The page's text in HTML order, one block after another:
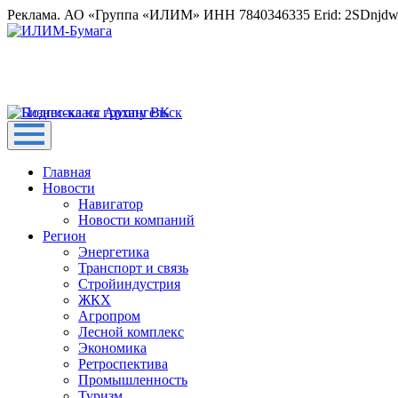
Реклама. АО «Группа «ИЛИМ» ИНН 7840346335 Erid:
Главная
Новости
Навигатор
Новости компаний
Регион
Энергетика
Транспорт и связь
Стройиндустрия
ЖКХ
Агропром
Лесной комплекс
Экономика
Ретроспектива
Промышленность